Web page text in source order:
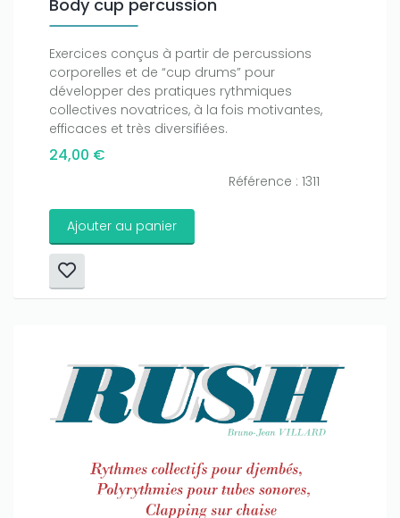
Body cup percussion
Exercices conçus à partir de percussions
corporelles et de “cup drums” pour
développer des pratiques rythmiques
collectives novatrices, à la fois motivantes,
efficaces et très diversifiées.
24,00 €
Référence : 1311
Ajouter au panier